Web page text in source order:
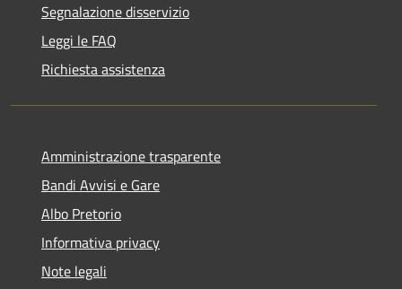
Segnalazione disservizio
Leggi le FAQ
Richiesta assistenza
Amministrazione trasparente
Bandi Avvisi e Gare
Albo Pretorio
Informativa privacy
Note legali